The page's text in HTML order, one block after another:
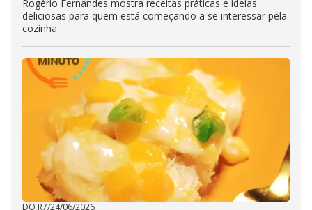
Rogério Fernandes mostra receitas práticas e ideias
deliciosas para quem está começando a se interessar pela
cozinha
DO R7/24/06/2026